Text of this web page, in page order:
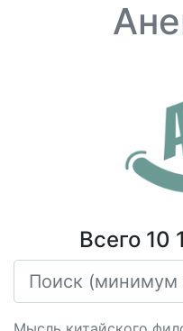
Всего 10